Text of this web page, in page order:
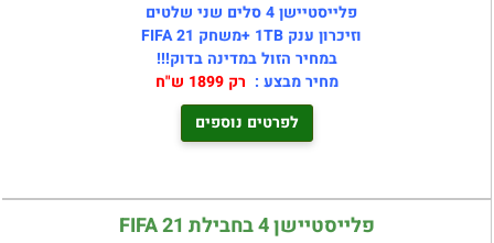
פלייסטיישן 4 סלים שני שלטים
וזיכרון ענק 1TB +משחק FIFA 21
במחיר הזול במדינה בדוק!!!
מחיר מבצע : רק 1899 ש"ח
לפרטים נוספים
פלייסטיישן 4 בחבילת FIFA 21